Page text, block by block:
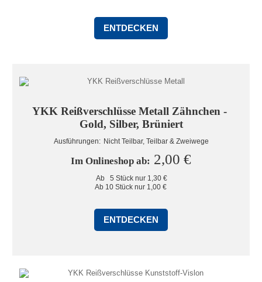
ENTDECKEN
YKK Reißverschlüsse Metall Zähnchen -
Gold, Silber, Brüniert
Ausführungen: Nicht Teilbar, Teilbar & Zweiwege
Im Onlineshop ab: 2,00 €
Ab   5 Stück nur 1,30 €
Ab 10 Stück nur 1,00 €
ENTDECKEN